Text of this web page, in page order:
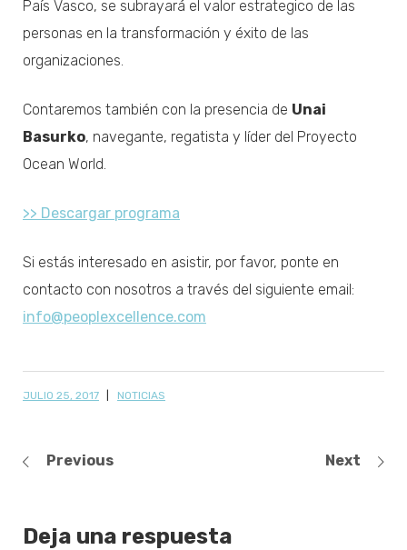
País Vasco, se subrayará el valor estrategico de las
personas en la transformación y éxito de las
organizaciones.
Contaremos también con la presencia de Unai
Basurko, navegante, regatista y líder del Proyecto
Ocean World.
>> Descargar programa
Si estás interesado en asistir, por favor, ponte en
contacto con nosotros a través del siguiente email:
info@peoplexcellence.com
JULIO 25, 2017 NOTICIAS
Previous Next
Deja una respuesta